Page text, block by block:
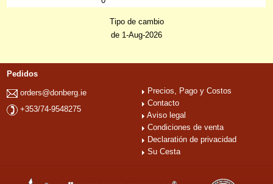
Tipo de cambio
de 1-Aug-2026
Pedidos
orders@donberg.ie
+353/74-9548275
Precios, Pago y Costos
Contacto
Aviso legal
Condiciones de venta
Declaratión de privacidad
Su Cesta